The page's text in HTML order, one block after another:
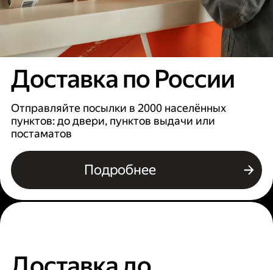
Доставка по России
Отправляйте посылки в 2000 населённых
пунктов: до двери, пунктов выдачи или
постаматов
Подробнее